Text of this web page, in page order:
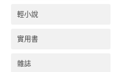
輕小說
實用書
雜誌